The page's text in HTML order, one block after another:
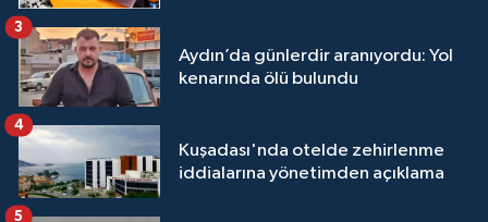
Aydın’da günlerdir aranıyordu: Yol
kenarında ölü bulundu
3
Kuşadası'nda otelde zehirlenme
iddialarına yönetimden açıklama
4
5